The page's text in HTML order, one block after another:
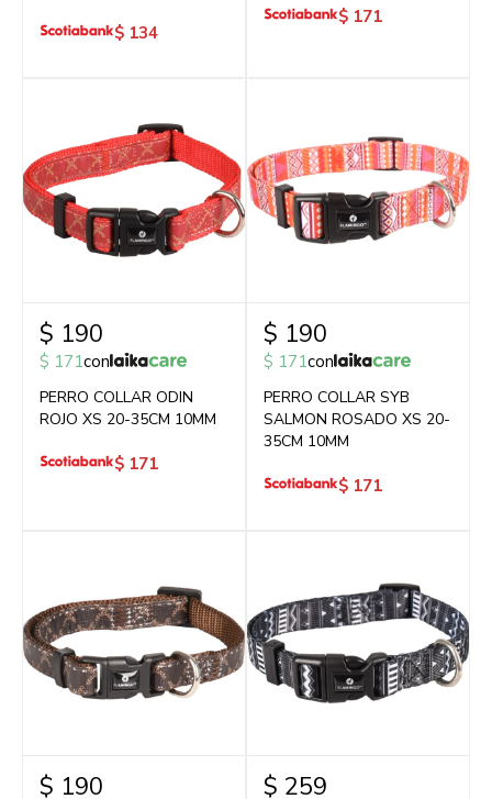
$ 134
$ 171
$ 190
$ 171con
PERRO COLLAR ODIN
ROJO XS 20-35CM 10MM
$ 171
$ 190
$ 171con
PERRO COLLAR SYB
SALMON ROSADO XS 20-
35CM 10MM
$ 171
$ 190 $ 259